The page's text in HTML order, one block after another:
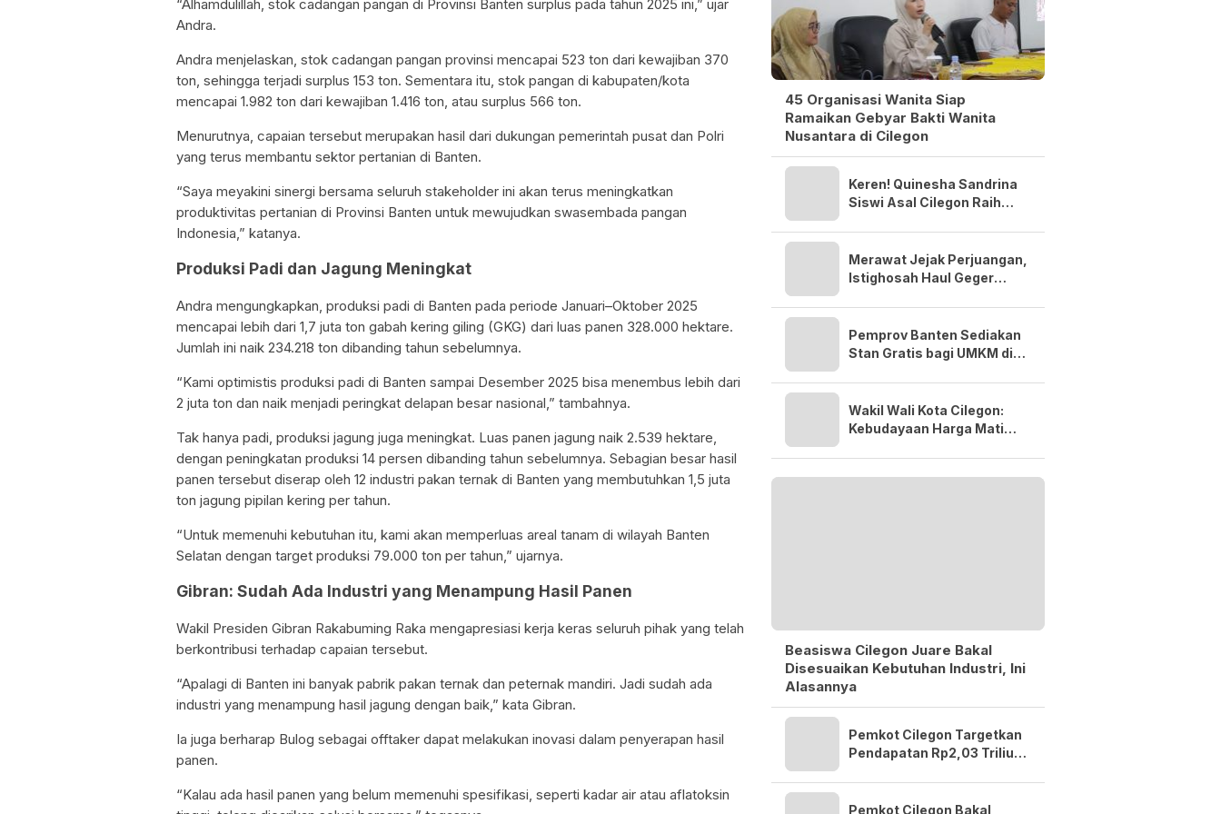
“Alhamdulillah, stok cadangan pangan di Provinsi Banten surplus pada tahun 2025 ini,” ujar
Andra.
Andra menjelaskan, stok cadangan pangan provinsi mencapai 523 ton dari kewajiban 370
ton, sehingga terjadi surplus 153 ton. Sementara itu, stok pangan di kabupaten/kota
mencapai 1.982 ton dari kewajiban 1.416 ton, atau surplus 566 ton.
Menurutnya, capaian tersebut merupakan hasil dari dukungan pemerintah pusat dan Polri
yang terus membantu sektor pertanian di Banten.
“Saya meyakini sinergi bersama seluruh stakeholder ini akan terus meningkatkan
produktivitas pertanian di Provinsi Banten untuk mewujudkan swasembada pangan
Indonesia,” katanya.
Produksi Padi dan Jagung Meningkat
Andra mengungkapkan, produksi padi di Banten pada periode Januari–Oktober 2025
mencapai lebih dari 1,7 juta ton gabah kering giling (GKG) dari luas panen 328.000 hektare.
Jumlah ini naik 234.218 ton dibanding tahun sebelumnya.
“Kami optimistis produksi padi di Banten sampai Desember 2025 bisa menembus lebih dari
2 juta ton dan naik menjadi peringkat delapan besar nasional,” tambahnya.
Tak hanya padi, produksi jagung juga meningkat. Luas panen jagung naik 2.539 hektare,
dengan peningkatan produksi 14 persen dibanding tahun sebelumnya. Sebagian besar hasil
panen tersebut diserap oleh 12 industri pakan ternak di Banten yang membutuhkan 1,5 juta
ton jagung pipilan kering per tahun.
“Untuk memenuhi kebutuhan itu, kami akan memperluas areal tanam di wilayah Banten
Selatan dengan target produksi 79.000 ton per tahun,” ujarnya.
Gibran: Sudah Ada Industri yang Menampung Hasil Panen
Wakil Presiden Gibran Rakabuming Raka mengapresiasi kerja keras seluruh pihak yang telah
berkontribusi terhadap capaian tersebut.
“Apalagi di Banten ini banyak pabrik pakan ternak dan peternak mandiri. Jadi sudah ada
industri yang menampung hasil jagung dengan baik,” kata Gibran.
Ia juga berharap Bulog sebagai offtaker dapat melakukan inovasi dalam penyerapan hasil
panen.
“Kalau ada hasil panen yang belum memenuhi spesifikasi, seperti kadar air atau aflatoksin
45 Organisasi Wanita Siap
Ramaikan Gebyar Bakti Wanita
Nusantara di Cilegon
Keren! Quinesha Sandrina
Siswi Asal Cilegon Raih
Merawat Jejak Perjuangan,
Istighosah Haul Geger
Pemprov Banten Sediakan
Stan Gratis bagi UMKM di
Wakil Wali Kota Cilegon:
Kebudayaan Harga Mati
Beasiswa Cilegon Juare Bakal
Disesuaikan Kebutuhan Industri, Ini
Alasannya
Pemkot Cilegon Targetkan
Pendapatan Rp2,03 Triliun
Pemkot Cilegon Bakal